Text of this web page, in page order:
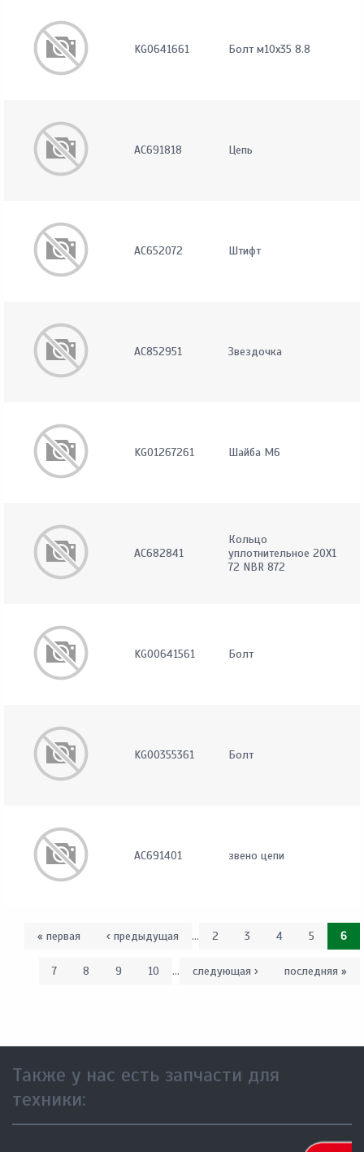
KG0641661 Болт м10х35 8.8
AC691818 Цепь
AC652072 Штифт
AC852951 Звездочка
KG01267261 Шайба M6
AC682841
Кольцо
уплотнительное 20X1
72 NBR 872
KG00641561 Болт
KG00355361 Болт
AC691401 звено цепи
« первая ‹ предыдущая … 2 3 4 5 6
7 8 9 10 … следующая › последняя »
Также у нас есть запчасти для
техники: